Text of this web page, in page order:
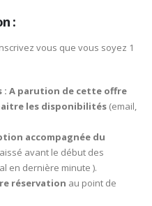
:
vous que vous soyez 1
A parution de cette offre
les disponibilités(email,
accompagnée du
avant le début des
en dernière minute ).
réservation au point de